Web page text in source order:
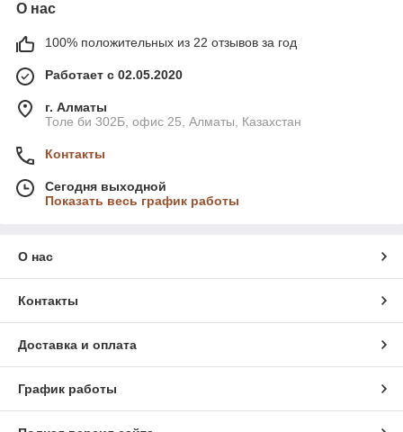
О нас
100% положительных из 22 отзывов за год
Работает с 02.05.2020
г. Алматы
Толе би 302Б, офис 25, Алматы, Казахстан
Контакты
Сегодня выходной
Показать весь график работы
О нас
Контакты
Доставка и оплата
График работы